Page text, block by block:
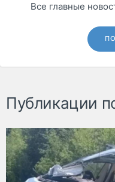
Все главные
Публикации